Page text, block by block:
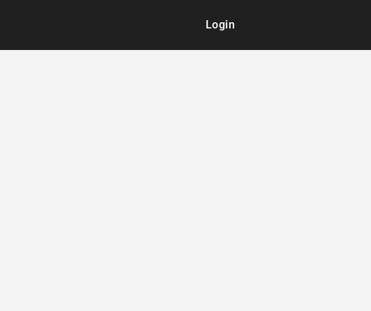
Login